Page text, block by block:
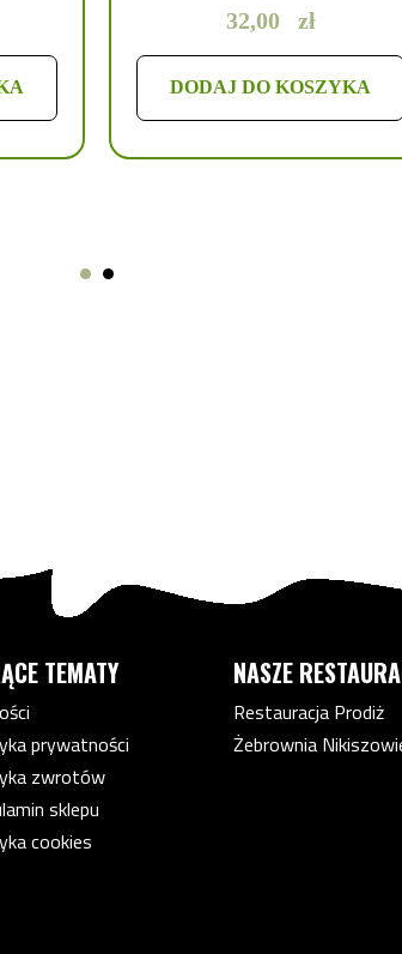
32,00 zł
DODAJ DO KOSZYKA
TEMATY
prywatności
zwrotów
sklepu
cookies
NASZE
Restauracja Prodiż
Żebrownia